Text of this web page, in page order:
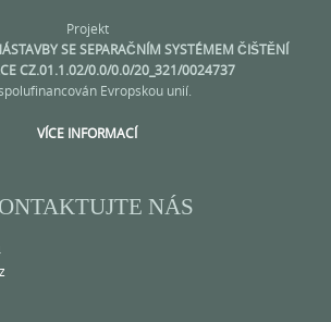
Projekt
SE SEPARAČNÍM SYSTÉMEM ČIŠTĚNÍ
CZ.01.1.02/0.0/0.0/20_321/0024737
Evropskou unií.
VÍCE INFORMACÍ
NÁS